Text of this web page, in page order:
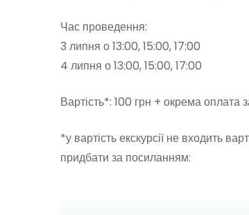
Час проведення:
3 липня о 13:00, 15:00, 17:00
4 липня о 13:00, 15:00, 17:00
Вартість*: 100 грн + окрема оплата
*у вартість екскурсії не входить
придбати за посиланням: